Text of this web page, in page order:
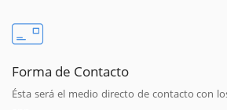
Forma de Contacto
Ésta será el medio directo de contacto con